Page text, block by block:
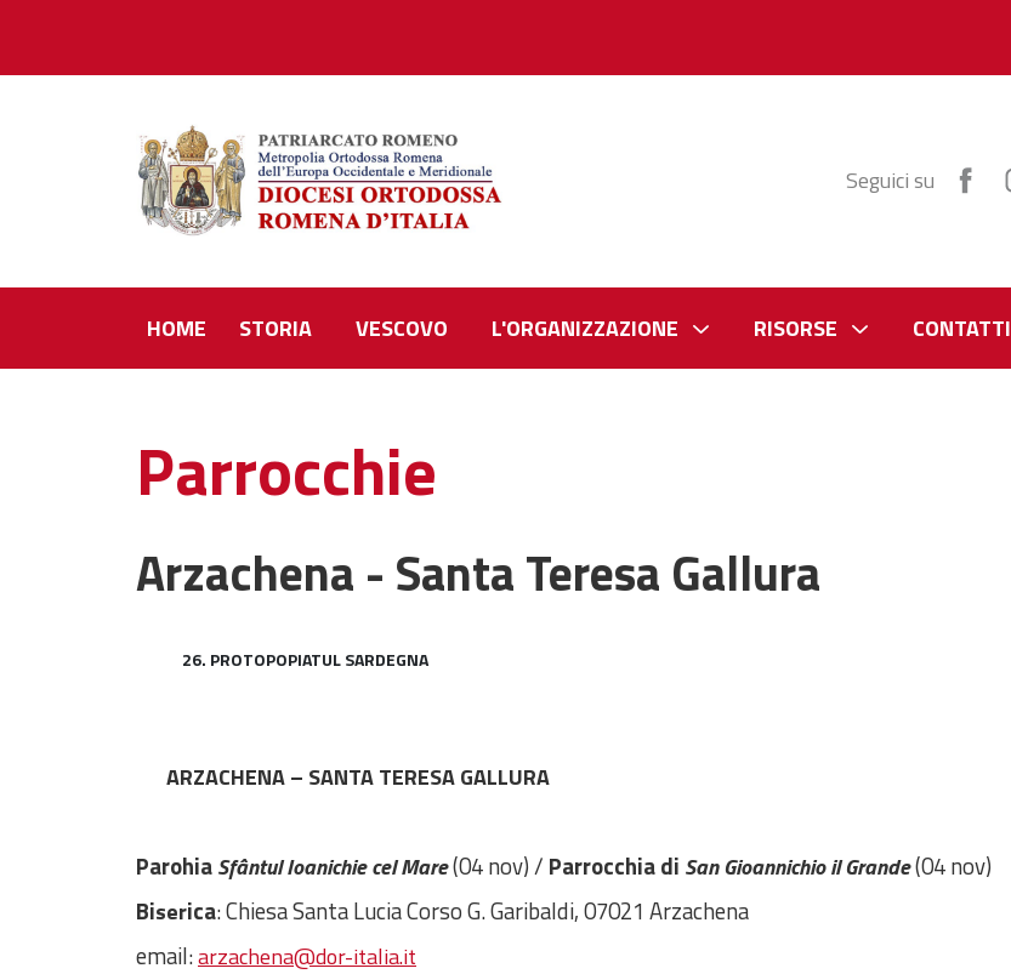
Seguici su
HOME STORIA VESCOVO L'ORGANIZZAZIONE RISORSE CONTATTI
Parrocchie
Arzachena - Santa Teresa Gallura
26. PROTOPOPIATUL SARDEGNA
ARZACHENA – SANTA TERESA GALLURA
ParohiaSfântul Ioanichie cel Mare(04 nov) / Parrocchia di San Gioannichio il Grande(04 nov)
Biserica: Chiesa Santa Lucia Corso G. Garibaldi, 07021 Arzachena
email:arzachena@dor-italia.it